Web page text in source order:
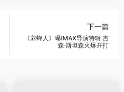
下一篇
《养蜂人》曝IMAX导演特辑 杰
森·斯坦森火爆开打